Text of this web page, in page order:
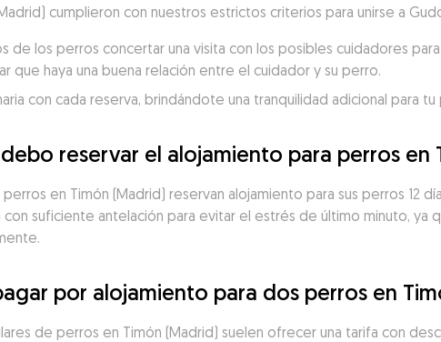
cumplieron con nuestros estrictos criterios para unirse a
de los perros concertar una visita con los posibles cuidadores
que haya una buena relación entre el cuidador y su perro.
con cada reserva, brindándote una tranquilidad adicional para tu
reservar el alojamiento para perros en
en Timón (Madrid) reservan alojamiento para sus perros 12
suficiente antelación para evitar el estrés de último minuto, ya
por alojamiento para dos perros en
de perros en Timón (Madrid) suelen ofrecer una tarifa con